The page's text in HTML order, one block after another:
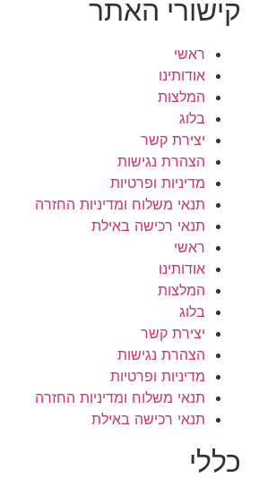
קישורי האתר
ראשי
אודותינו
המלצות
בלוג
יצירת קשר
הצהרת נגישות
מדיניות ופרטיות
תנאי משלוח ומדיניות החזרה
תנאי רכישה באילת
ראשי
אודותינו
המלצות
בלוג
יצירת קשר
הצהרת נגישות
מדיניות ופרטיות
תנאי משלוח ומדיניות החזרה
תנאי רכישה באילת
כללי